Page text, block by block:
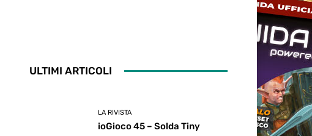
ULTIMI ARTICOLI
LA RIVISTA
ioGioco 45 – Solda Tiny